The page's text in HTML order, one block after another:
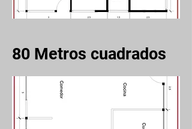
80 Metros cuadrados